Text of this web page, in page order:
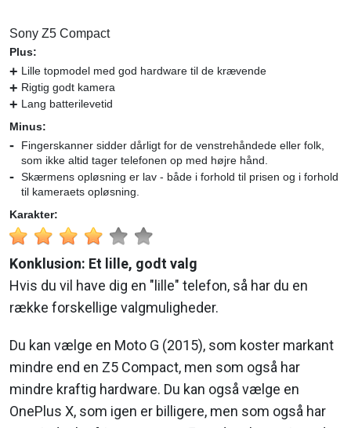
Sony Z5 Compact
Plus:
Lille topmodel med god hardware til de krævende
Rigtig godt kamera
Lang batterilevetid
Minus:
Fingerskanner sidder dårligt for de venstrehåndede eller folk,
som ikke altid tager telefonen op med højre hånd.
Skærmens opløsning er lav - både i forhold til prisen og i forhold
til kameraets opløsning.
Karakter:
Konklusion: Et lille, godt valg
Hvis du vil have dig en "lille" telefon, så har du en
række forskellige valgmuligheder.
Du kan vælge en Moto G (2015), som koster markant
mindre end en Z5 Compact, men som også har
mindre kraftig hardware. Du kan også vælge en
OnePlus X, som igen er billigere, men som også har